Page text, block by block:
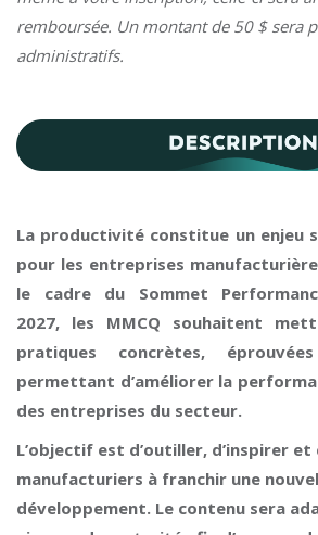
remboursée. Un montant de 50 $ sera
administratifs.
La productivité constitue un enjeu
pour les entreprises
le cadre du Sommet
2027, les MMCQ souhaitent
pratiques concrètes,
permettant d’améliorer la
des entreprises du secteur.
L’objectif est d’outiller, d’inspirer
manufacturiers à franchir une
développement. Le contenu sera